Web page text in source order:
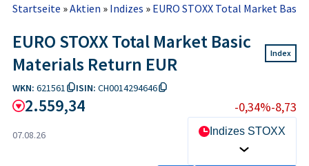
Startseite »Aktien » Indizes » EURO STOXX Total Market
EURO STOXX Total Market Basic
Materials Return EUR
Index
WKN: 621561 ISIN: CH0014294646
2.559,34 -0,34%-8,73
07.08.26 Indizes STOXX